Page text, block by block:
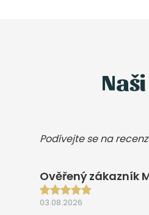
Podívejte se na
Ověřený zákazník
03.08.2026